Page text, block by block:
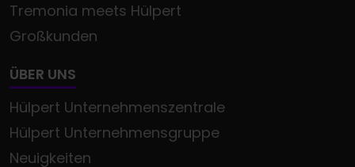
Tremonia meets Hülpert
Großkunden
ÜBER UNS
Hülpert Unternehmenszentrale
Hülpert Unternehmensgruppe
Neuigkeiten